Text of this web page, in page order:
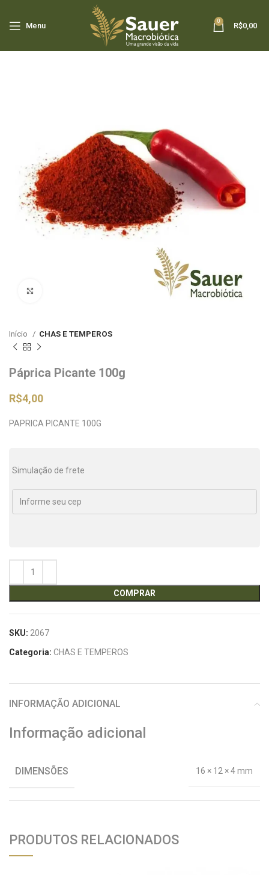
Menu
0
R$0,00
Início CHAS E TEMPEROS
Páprica Picante 100g
R$4,00
PAPRICA PICANTE 100G
Simulação de frete
COMPRAR
SKU: 2067
Categoria: CHAS E TEMPEROS
INFORMAÇÃO ADICIONAL
Informação adicional
DIMENSÕES 16 × 12 × 4 mm
PRODUTOS RELACIONADOS